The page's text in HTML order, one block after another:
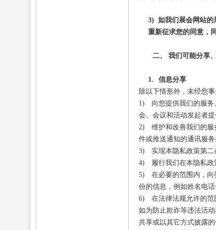
3) 如我们展会网站的
重新征求您的同意，
二、 我们可能分享
1.
信息分享
除以下情形外，未经您
1)
向您提供我们的服
会、会议和活动发起者提
2)
维护和改善我们的
件或推送通知的通讯服务
3)
实现本隐私政策第二
4)
履行我们在本隐私
5)
在必要的范围内，
份的信息，例如姓名电
6)
在法律法规允许的
如为防止欺诈等违法活
共享或以其它方式披露的